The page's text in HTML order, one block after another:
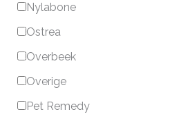
Nylabone
Ostrea
Overbeek
Overige
Pet Remedy